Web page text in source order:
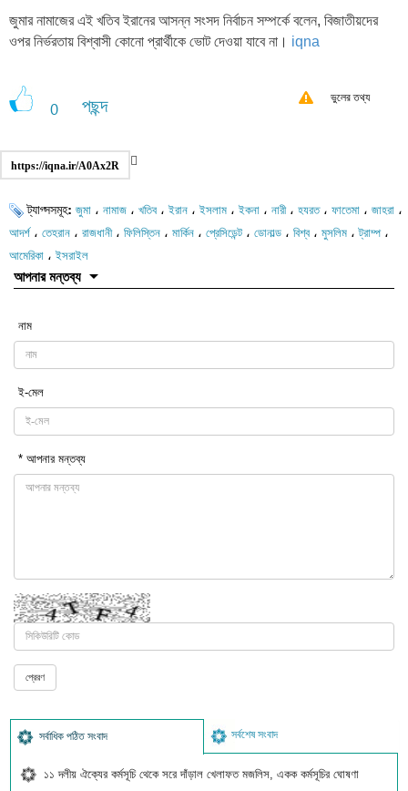
জুমার নামাজের এই খতিব ইরানের আসন্ন সংসদ নির্বাচন সম্পর্কে বলেন, বিজাতীয়দের
ওপর নির্ভরতায় বিশ্বাসী কোনো প্রার্থীকে ভোট দেওয়া যাবে না। iqna
0 পছন্দ ভুলের তথ্য
https://iqna.ir/A0Ax2R
ট্যাগ্সসমূহ: জুমা ، নামাজ ، খতিব ،ইরান ،ইসলাম ،ইকনা ، নারী، হযরত، ফাতেমা ، জাহরা ،
আদর্শ، তেহরান ، রাজধানী، ফিলিস্তিন ، মার্কিন ، প্রেসিডেন্ট ، ডোনাল্ড ، বিশ্ব ، মুসলিম ،ট্রাম্প،
আমেরিকা ،ইসরাইল
আপনার মন্তব্য
নাম
ই-মেল
* আপনার মন্তব্য
সর্বাধিক পঠিত সংবাদ সর্বশেষ সংবাদ
১১ দলীয় ঐক্যের কর্মসূচি থেকে সরে দাঁড়াল খেলাফত মজলিস, একক কর্মসূচির ঘোষণা